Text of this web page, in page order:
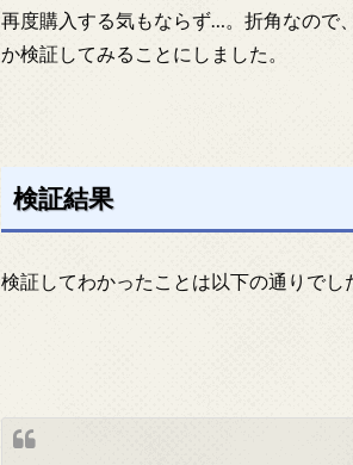
再度購入する気もならず…。折角なので
か検証してみることにしました。
検証結果
検証してわかったことは以下の通りでし